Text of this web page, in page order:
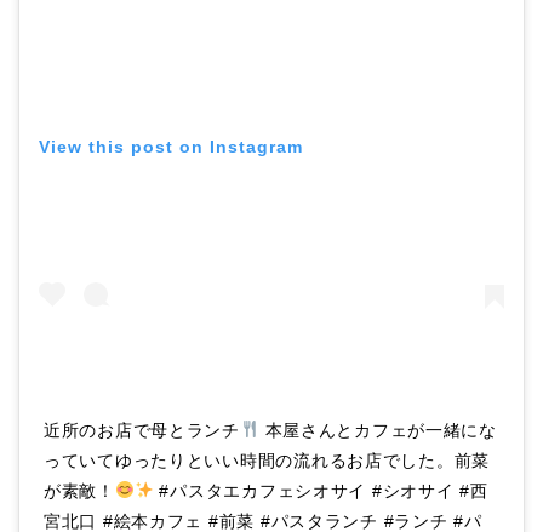
View this post on Instagram
近所のお店で母とランチ
本屋さんとカフェが一緒にな
っていてゆったりといい時間の流れるお店でした。前菜
が素敵！
#パスタエカフェシオサイ #シオサイ #西
宮北口 #絵本カフェ #前菜 #パスタランチ #ランチ #パ